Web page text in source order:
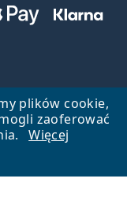
plików cookie,
zaoferować
Więcej